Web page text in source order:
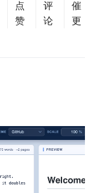
点
赞
评
论
催
更